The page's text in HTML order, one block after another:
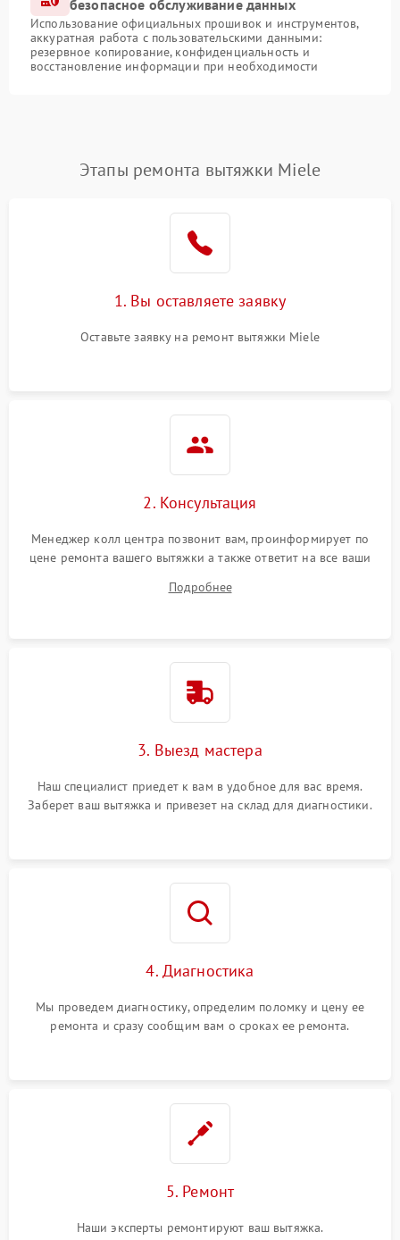
безопасное обслуживание данных
Использование официальных прошивок и инструментов,
аккуратная работа с пользовательскими данными:
резервное копирование, конфиденциальность и
восстановление информации при необходимости
Этапы ремонта вытяжки Miele
1. Вы оставляете заявку
Оставьте заявку на ремонт вытяжки Miele
2. Консультация
Менеджер колл центра позвонит вам, проинформирует по
цене ремонта вашего вытяжки а также ответит на все ваши
Подробнее
3. Выезд мастера
Наш специалист приедет к вам в удобное для вас время.
Заберет ваш вытяжка и привезет на склад для диагностики.
4. Диагностика
Мы проведем диагностику, определим поломку и цену ее
ремонта и сразу сообщим вам о сроках ее ремонта.
5. Ремонт
Наши эксперты ремонтируют ваш вытяжка.